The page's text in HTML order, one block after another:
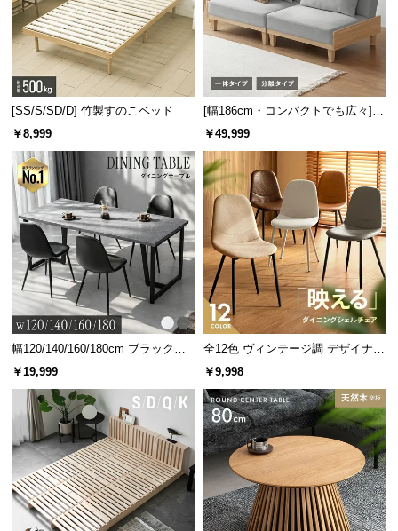
[SS/S/SD/D] 竹製すのこベッド
￥8,999
[幅186cm・コンパクトでも広々] 3
人掛けソファベッド リクライニン
￥49,999
幅120/140/160/180cm ブラックフ
レーム ダイニング 大理石調 4人掛
￥19,999
全12色 ヴィンテージ調 デザイナー
ズシェルチェア
￥9,998